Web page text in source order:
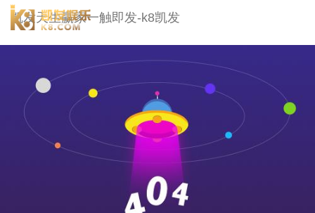
冠城大通-凯发天生赢家一触即发
凯发天生赢家一触即发-k8凯发